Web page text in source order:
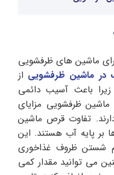
ماشین های ظرفشویی
ماشین ظرفشویی از
زیرا باعث آسیب دائمی
ظرفشویی مزایای
تفاوت قرص ماشین
پایه آب هستند. این
شستن ظروف غذاخوری
می توانید مقدار کمی